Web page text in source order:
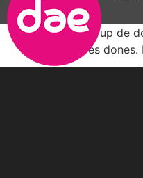
Un grup de
altres